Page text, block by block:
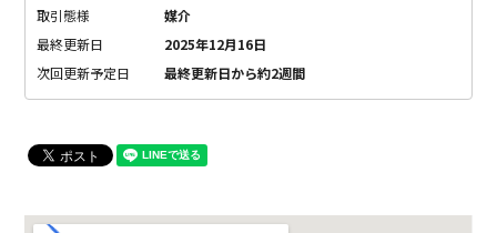
取引態様
媒介
最終更新日
2025年12月16日
次回更新予定日
最終更新日から約2週間